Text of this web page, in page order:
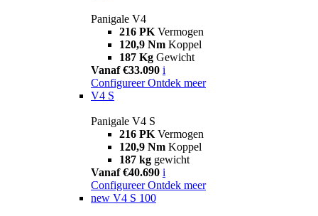
Panigale V4
216 PK Vermogen
120,9 Nm Koppel
187 Kg Gewicht
Vanaf €33.090 i
Configureer Ontdek meer
V4 S
Panigale V4 S
216 PK Vermogen
120,9 Nm Koppel
187 kg gewicht
Vanaf €40.690 i
Configureer Ontdek meer
new V4 S 100